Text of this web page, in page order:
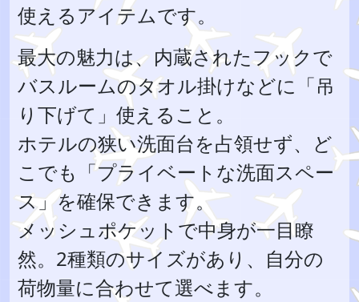
使えるアイテムです。
最大の魅力は、内蔵されたフックで
バスルームのタオル掛けなどに「吊
り下げて」使えること。
ホテルの狭い洗面台を占領せず、ど
こでも「プライベートな洗面スペー
ス」を確保できます。
メッシュポケットで中身が一目瞭
然。2種類のサイズがあり、自分の
荷物量に合わせて選べます。